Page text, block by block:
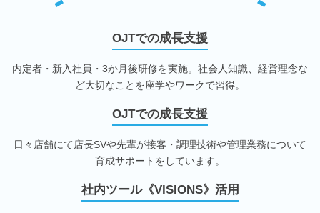
OJTでの成長支援
内定者・新入社員・3か月後研修を実施。社会人知識、経営理念な
ど大切なことを座学やワークで習得。
OJTでの成長支援
日々店舗にて店長SVや先輩が接客・調理技術や管理業務について
育成サポートをしています。
社内ツール《VISIONS》活用